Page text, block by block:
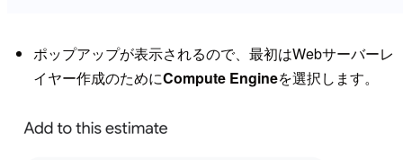
ポップアップが表示されるので、最初はWebサーバーレ
イヤー作成のためにCompute Engineを選択します。